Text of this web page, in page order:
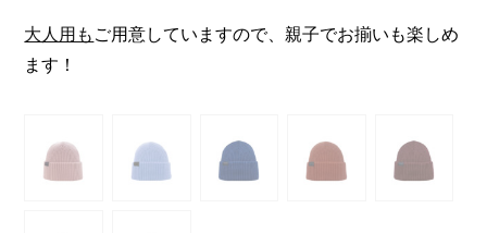
大人用もご用意していますので、親子でお揃いも楽しめ
ます！